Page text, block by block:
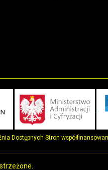
Dostępnych Stron